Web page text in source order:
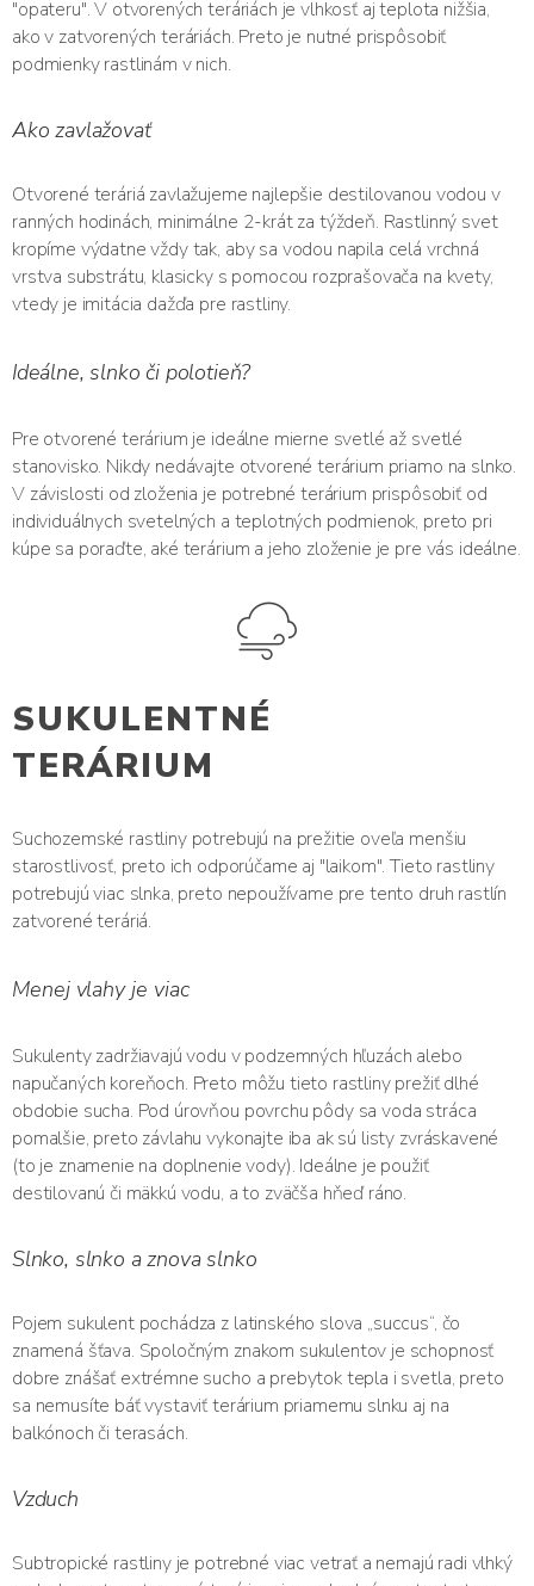
"opateru". V otvorených teráriách je vlhkosť aj teplota nižšia,
ako v zatvorených teráriách. Preto je nutné prispôsobiť
podmienky rastlinám v nich.
Ako zavlažovať
Otvorené teráriá zavlažujeme najlepšie destilovanou vodou v
ranných hodinách, minimálne 2-krát za týždeň. Rastlinný svet
kropíme výdatne vždy tak, aby sa vodou napila celá vrchná
vrstva substrátu, klasicky s pomocou rozprašovača na kvety,
vtedy je imitácia dažďa pre rastliny.
Ideálne, slnko či polotieň?
Pre otvorené terárium je ideálne mierne svetlé až svetlé
stanovisko. Nikdy nedávajte otvorené terárium priamo na slnko.
V závislosti od zloženia je potrebné terárium prispôsobiť od
individuálnych svetelných a teplotných podmienok, preto pri
kúpe sa poraďte, aké terárium a jeho zloženie je pre vás ideálne.
SUKULENTNÉ
TERÁRIUM
Suchozemské rastliny potrebujú na prežitie oveľa menšiu
starostlivosť, preto ich odporúčame aj "laikom". Tieto rastliny
potrebujú viac slnka, preto nepoužívame pre tento druh rastlín
zatvorené teráriá.
Menej vlahy je viac
Sukulenty zadržiavajú vodu v podzemných hľuzách alebo
napučaných koreňoch. Preto môžu tieto rastliny prežiť dlhé
obdobie sucha. Pod úrovňou povrchu pôdy sa voda stráca
pomalšie, preto závlahu vykonajte iba ak sú listy zvráskavené
(to je znamenie na doplnenie vody). Ideálne je použiť
destilovanú či mäkkú vodu, a to zväčša hňeď ráno.
Slnko, slnko a znova slnko
Pojem sukulent pochádza z latinského slova „succus“, čo
znamená šťava. Spoločným znakom sukulentov je schopnosť
dobre znášať extrémne sucho a prebytok tepla i svetla, preto
sa nemusíte báť vystaviť terárium priamemu slnku aj na
balkónoch či terasách.
Vzduch
Subtropické rastliny je potrebné viac vetrať a nemajú radi vlhký